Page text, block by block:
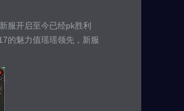
服开启至今已经pk胜利
的魅力值瑶瑶领先，新服